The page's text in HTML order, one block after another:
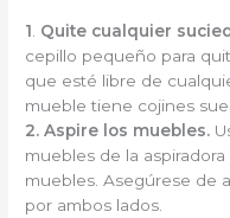
1 Quite cualquier
cepillo pequeño para
que esté libre de
mueble tiene cojines
2. Aspire los muebles.
muebles de la
muebles. Asegúrese de
por ambos lados.